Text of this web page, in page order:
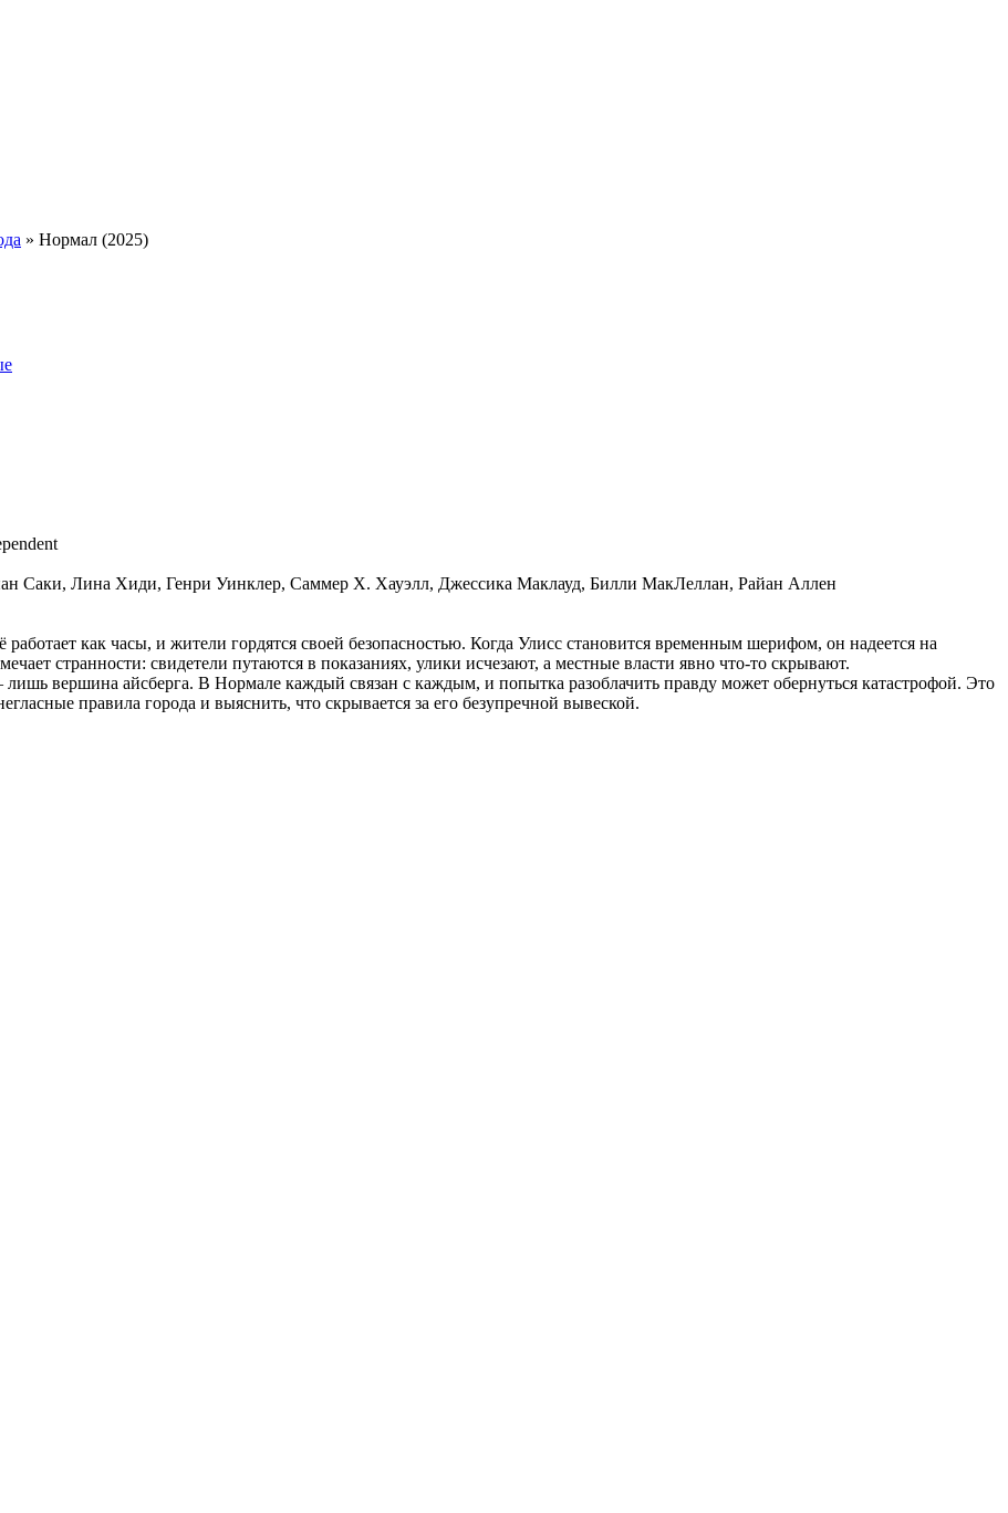
» Нормал (2025)
Саки, Лина Хиди, Генри Уинклер, Саммер Х. Хауэлл, Джессика Маклауд, Билли МакЛеллан, Райан Аллен
как часы, и жители гордятся своей безопасностью. Когда Улисс становится временным шерифом, он надеется на
странности: свидетели путаются в показаниях, улики исчезают, а местные власти явно что-то скрывают.
вершина айсберга. В Нормале каждый связан с каждым, и попытка разоблачить правду может обернуться катастрофой. Это
правила города и выяснить, что скрывается за его безупречной вывеской.